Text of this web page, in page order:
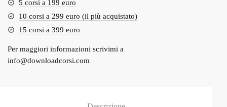
5 corsi a 199 euro
10 corsi a 299 euro (il più acquistato)
15 corsi a 399 euro
Per maggiori informazioni scrivimi a
info@downloadcorsi.com